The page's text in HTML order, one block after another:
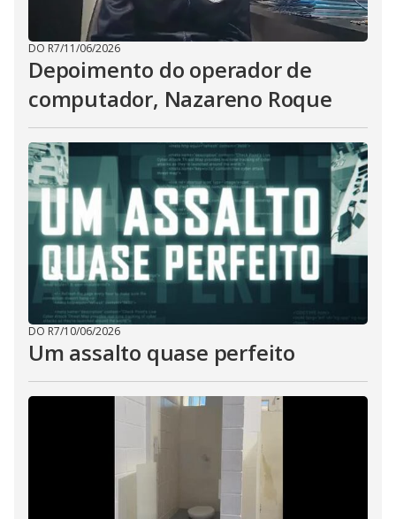
DO R7/11/06/2026
Depoimento do operador de
computador, Nazareno Roque
DO R7/10/06/2026
Um assalto quase perfeito